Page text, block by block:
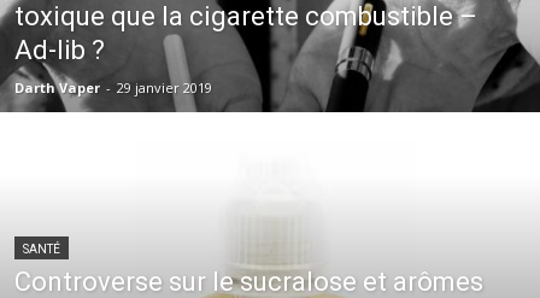
toxique que la cigarette combustible –
Ad-lib ?
Darth Vaper - 29 janvier 2019
SANTÉ
Controverse sur le sucralose et arômes